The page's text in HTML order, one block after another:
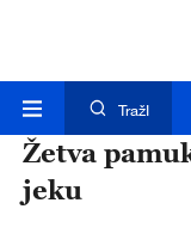
TražI
Žetva
jeku